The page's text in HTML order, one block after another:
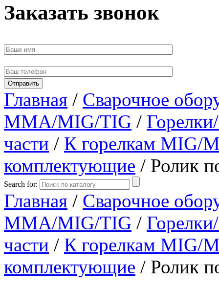
Заказать звонок
Главная / Сварочное
MMA/MIG/TIG /
части / К горелкам MIG/
комплектующие / Ролик
Search for:
Главная / Сварочное
MMA/MIG/TIG /
части / К горелкам MIG/
комплектующие / Ролик